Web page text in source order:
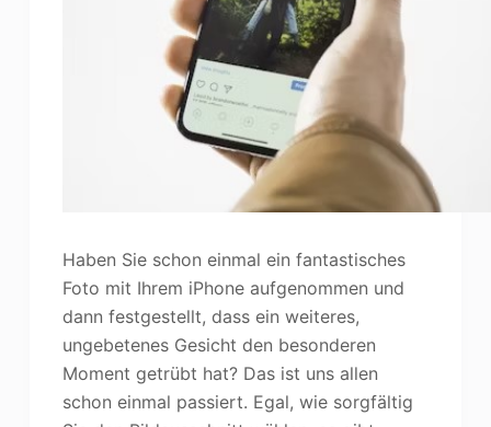
Haben Sie schon einmal ein fantastisches
Foto mit Ihrem iPhone aufgenommen und
dann festgestellt, dass ein weiteres,
ungebetenes Gesicht den besonderen
Moment getrübt hat? Das ist uns allen
schon einmal passiert. Egal, wie sorgfältig